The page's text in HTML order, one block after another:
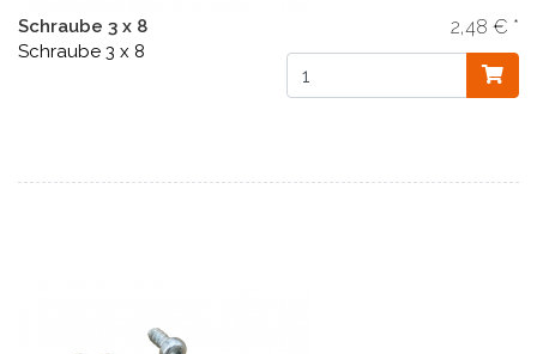
Schraube 3 x 8
Schraube 3 x 8
2,48 € *